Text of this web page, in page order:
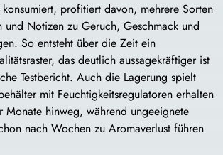
profitiert davon, mehrere Sorten
und Notizen zu Geruch, Geschmack und
So entsteht über die Zeit ein
das deutlich aussagekräftiger ist
Testbericht. Auch die Lagerung spielt
mit Feuchtigkeitsregulatoren erhalten
Monate hinweg, während ungeeignete
nach Wochen zu Aromaverlust führen